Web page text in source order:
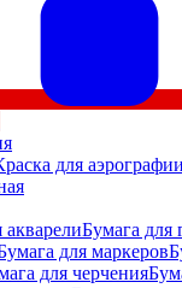
для аэрографии
акварелиБумага для
для маркеров
для черчения